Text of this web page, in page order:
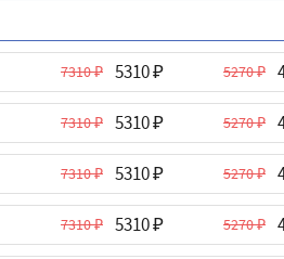
5270
5310
7310
5270
5310
7310
5270
5310
7310
5270
5310
7310